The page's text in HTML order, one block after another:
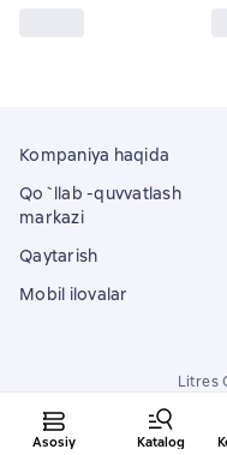
Asosiy Katalog
Kompaniya haqida
Qo`llab -quvvatlash
markazi
Qaytarish
Mobil ilovalar
Litres